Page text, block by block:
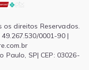
os direitos Reservados.
49.267.530/0001-90 |
Paulo, SP| CEP: 03026-